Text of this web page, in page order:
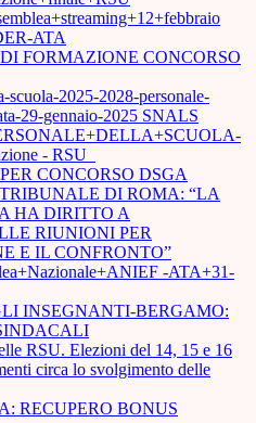
ATA
FORMAZIONE CONCORSO
scuola-2025-2028-personale-
29-gennaio-2025 SNALS
- RSU_
CONCORSO DSGA
DI ROMA: “LA
HA DIRITTO A
RIUNIONI PER
E IL CONFRONTO”
-ATA+31-
INSEGNANTI-BERGAMO:
RSU. Elezioni del 14, 15 e 16
circa lo svolgimento delle
RECUPERO BONUS